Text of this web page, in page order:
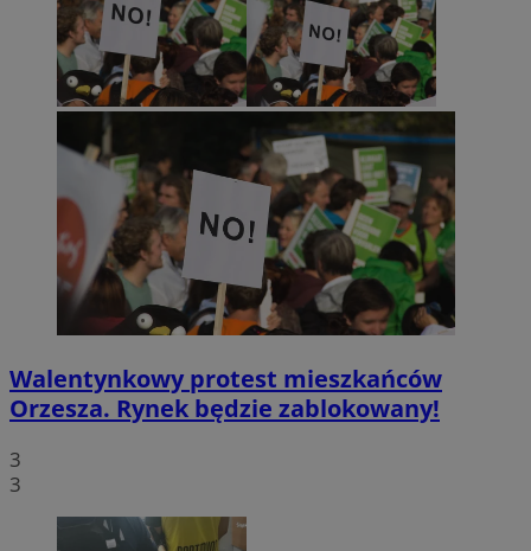
Walentynkowy protest mieszkańców
Orzesza. Rynek będzie zablokowany!
3
3